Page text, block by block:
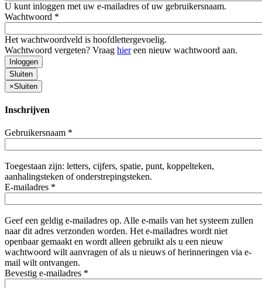
U kunt inloggen met uw e-mailadres of uw gebruikersnaam.
Wachtwoord *
Het wachtwoordveld is hoofdlettergevoelig.
Wachtwoord vergeten? Vraag hiereen nieuw wachtwoord aan.
Inloggen
Sluiten
×Sluiten
Inschrijven
Gebruikersnaam *
Toegestaan zijn: letters, cijfers, spatie, punt, koppelteken,
aanhalingsteken of onderstrepingsteken.
E-mailadres *
Geef een geldig e-mailadres op. Alle e-mails van het systeem zullen
naar dit adres verzonden worden. Het e-mailadres wordt niet
openbaar gemaakt en wordt alleen gebruikt als u een nieuw
wachtwoord wilt aanvragen of als u nieuws of herinneringen via e-
mail wilt ontvangen.
Bevestig e-mailadres *